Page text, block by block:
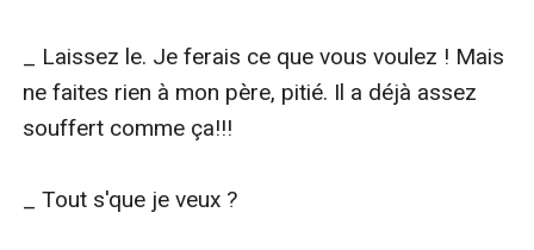
_ Laissez le. Je ferais ce que vous voulez ! Mais
ne faites rien à mon père, pitié. Il a déjà assez
souffert comme ça!!!
_ Tout s'que je veux ?